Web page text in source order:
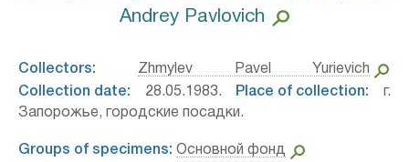
Andrey Pavlovich
Collectors:
Zhmylev Pavel Yurievich
Collection date: 28.05.1983. Place of collection: г.
Запорожье, городские посадки.
Groups of specimens: Основной фонд